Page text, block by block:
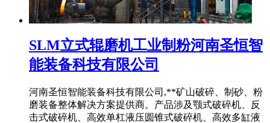
SLM立式辊磨机工业制粉河南圣恒智
能装备科技有限公司
河南圣恒智能装备科技有限公司,**矿山破碎、制砂、粉
磨装备整体解决方案提供商。产品涉及颚式破碎机、反
击式破碎机、高效单杠液压圆锥式破碎机、高效多缸液